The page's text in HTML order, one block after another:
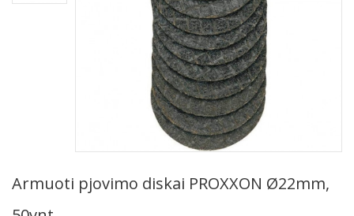
Armuoti pjovimo diskai PROXXON Ø22mm,